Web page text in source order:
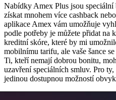
Nabídky Amex Plus jsou
získat mnohem více cashback
aplikace Amex vám umožňuje
podle potřeby je můžete přidat na
kreditní skóre, které by mi
mobilnímu tarifu, ale vaše šance
Ti, kteří nemají dobrou bonitu,
uzavření speciálních smluv. Pro
jedinou dostupnou možností